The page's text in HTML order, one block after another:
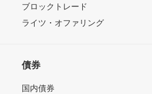
ブロックトレード
ライツ・オファリング
債券
国内債券